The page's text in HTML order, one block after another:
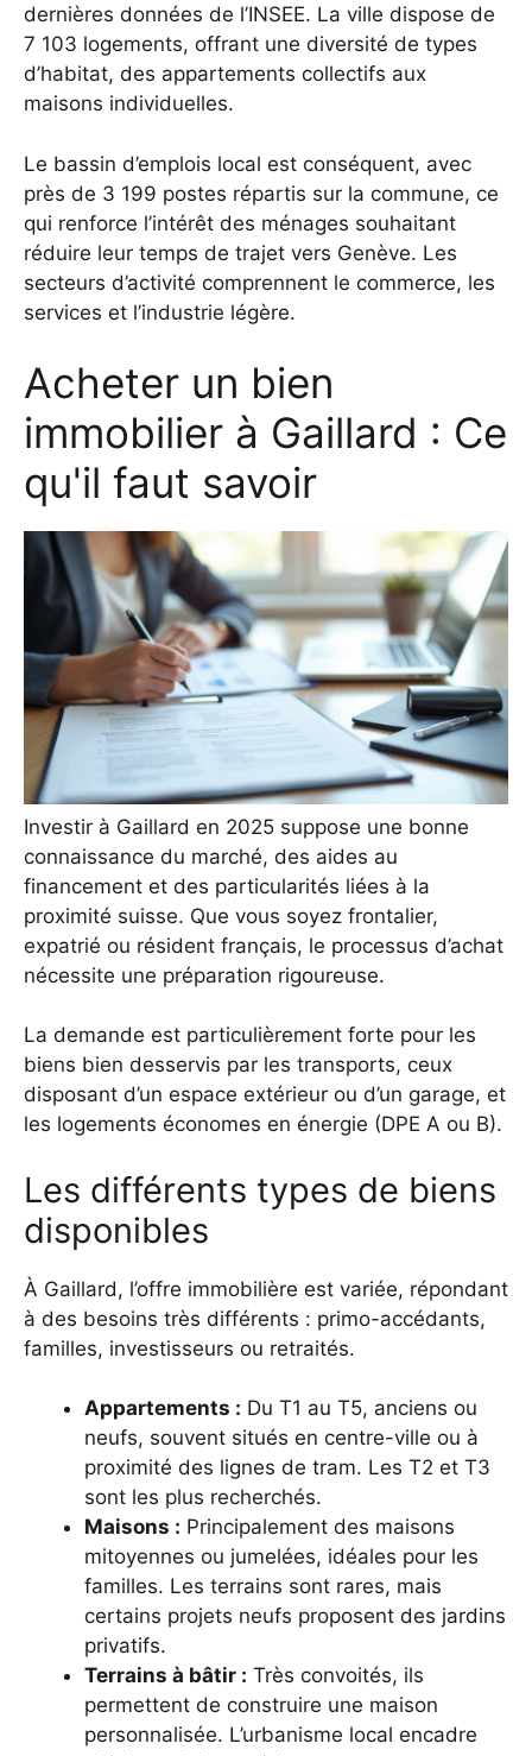
dernières données de l’INSEE. La ville dispose de
7 103 logements, offrant une diversité de types
d’habitat, des appartements collectifs aux
maisons individuelles.
Le bassin d’emplois local est conséquent, avec
près de 3 199 postes répartis sur la commune, ce
qui renforce l’intérêt des ménages souhaitant
réduire leur temps de trajet vers Genève. Les
secteurs d’activité comprennent le commerce, les
services et l’industrie légère.
Acheter un bien
immobilier à Gaillard : Ce
qu'il faut savoir
Investir à Gaillard en 2025 suppose une bonne
connaissance du marché, des aides au
financement et des particularités liées à la
proximité suisse. Que vous soyez frontalier,
expatrié ou résident français, le processus d’achat
nécessite une préparation rigoureuse.
La demande est particulièrement forte pour les
biens bien desservis par les transports, ceux
disposant d’un espace extérieur ou d’un garage, et
les logements économes en énergie (DPE A ou B).
Les différents types de biens
disponibles
À Gaillard, l’offre immobilière est variée, répondant
à des besoins très différents : primo-accédants,
familles, investisseurs ou retraités.
Appartements : Du T1 au T5, anciens ou
neufs, souvent situés en centre-ville ou à
proximité des lignes de tram. Les T2 et T3
sont les plus recherchés.
Maisons : Principalement des maisons
mitoyennes ou jumelées, idéales pour les
familles. Les terrains sont rares, mais
certains projets neufs proposent des jardins
privatifs.
Terrains à bâtir : Très convoités, ils
permettent de construire une maison
personnalisée. L’urbanisme local encadre